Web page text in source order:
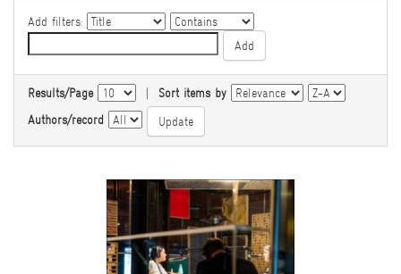
Add filters:
Results/Page | Sort items by
Authors/record